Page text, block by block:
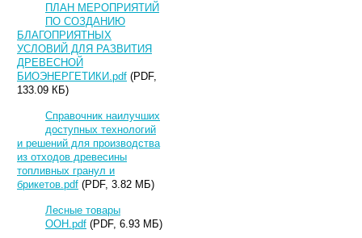
ПЛАН МЕРОПРИЯТИЙ
ПО СОЗДАНИЮ
БЛАГОПРИЯТНЫХ
УСЛОВИЙ ДЛЯ РАЗВИТИЯ
ДРЕВЕСНОЙ
БИОЭНЕРГЕТИКИ.pdf (PDF,
133.09 КБ)
Справочник наилучших
доступных технологий
и решений для производства
из отходов древесины
топливных гранул и
брикетов.pdf (PDF, 3.82 МБ)
Лесные товары
ООН.pdf (PDF, 6.93 МБ)